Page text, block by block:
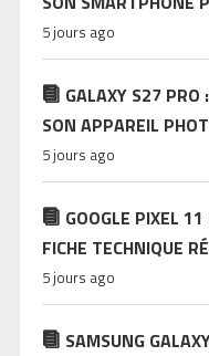
5 jours ago
GALAXY S27 PRO
SON APPAREIL
5 jours ago
GOOGLE PIXEL
FICHE TECHNIQUE
5 jours ago
SAMSUNG